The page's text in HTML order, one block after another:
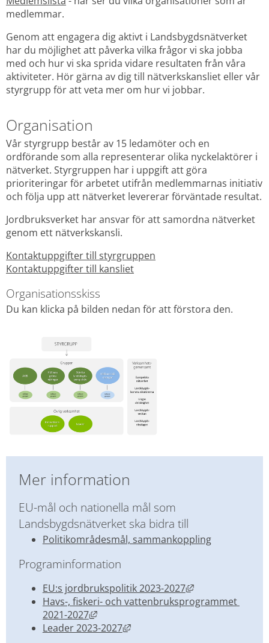
medlemmar.
Genom att engagera dig aktivt i Landsbygdsnätverket
har du möjlighet att påverka vilka frågor vi ska jobba
med och hur vi ska sprida vidare resultaten från våra
aktiviteter. Hör gärna av dig till nätverkskansliet eller vår
styrgrupp för att veta mer om hur vi jobbar.
Organisation
Vår styrgrupp består av 15 ledamöter och en
ordförande som alla representerar olika nyckelaktörer i
nätverket. Styrgruppen har i uppgift att göra
prioriteringar för arbetet utifrån medlemmarnas initiativ
och följa upp att nätverket levererar förväntade resultat.
Jordbruksverket har ansvar för att samordna nätverket
genom ett nätverkskansli.
Kontaktuppgifter till styrgruppen
Kontaktuppgifter till kansliet
Organisationsskiss
Du kan klicka på bilden nedan för att förstora den.
Mer information
EU-mål och nationella mål som
Landsbygdsnätverket ska bidra till
Politikområdesmål, sammankoppling
Programinformation
EU:s jordbrukspolitik 2023-2027 Länk till annan
Havs-, fiskeri- och vattenbruksprogrammet
2021-2027 Länk till annan webbplats, öppnas i
Leader 2023-2027 Länk till annan webbplats,